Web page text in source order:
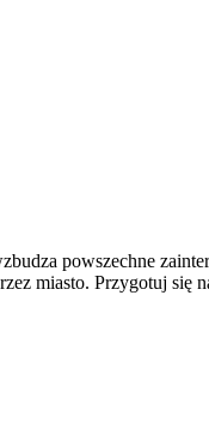
powszechne
miasto. Przygotuj się